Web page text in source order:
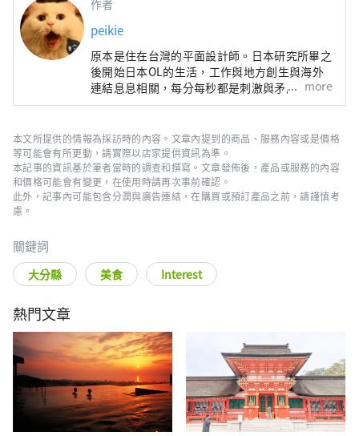
作者
peikie
原本是住在台灣的平面設計師。日本研究所畢之
後開始日本OL的生活，工作與地方創生與海外
連結息息相關，每分每秒都是刺激與矛盾的過
程。【http://peikie1.pixnet.net/blog】
more
本文所提供的情報為採訪時的內容。文章內提到的商品、服務內容或是價格
等可能會有所更動，請實際以店家提供資訊為準。
本記事的資訊基於筆者當時的調查和撰寫。文章發佈後，產品或服務的內容
和價格可能會有變更，在使用時請再次事前確認。
此外，記事內可能包含分潤與廣告連結，在購買或預訂產品之前，請謹慎考
慮。
關鍵詞
大分縣 美食 Interest
熱門文章